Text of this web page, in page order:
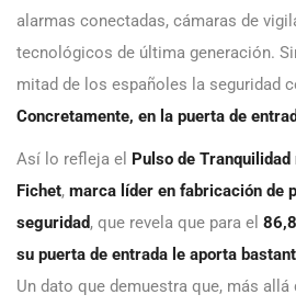
alarmas conectadas, cámaras de
tecnológicos de última generación.
mitad de los españoles la seguridad
Concretamente, en la puerta de
Así lo refleja el Pulso de
Fichet, marca líder en fabricación de
seguridad, que revela que para el
su puerta de entrada le aporta
Un dato que demuestra que, más